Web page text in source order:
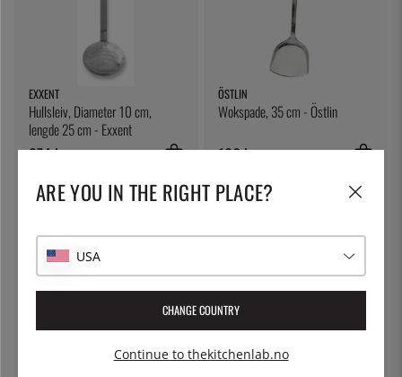
EXXENT
Hullsleiv, Diameter 10 cm,
lengde 25 cm - Exxent
274 kr
ÖSTLIN
Wokspade, 35 cm - Östlin
186 kr
JONAS OF SWEDEN
ARE YOU IN THE RIGHT PLACE?
USA
CHANGE COUNTRY
Continue to thekitchenlab.no